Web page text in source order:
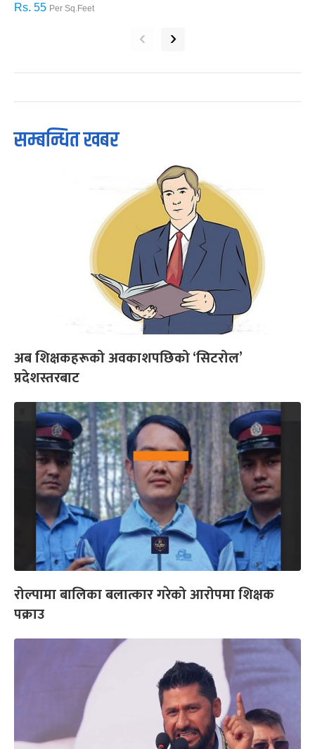
Rs. 55 Per Sq.Feet
‹ ›
सम्बन्धित खबर
अब शिक्षकहरूको अवकाशपछिको ‘सिटरोल’
प्रदेशस्तरबाट
रोल्पामा बालिका बलात्कार गरेको आरोपमा शिक्षक
पक्राउ